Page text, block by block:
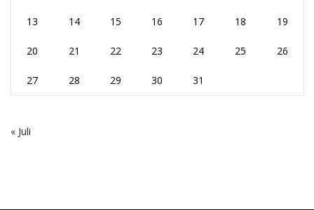
13 14 15 16 17 18 19
20 21 22 23 24 25 26
27 28 29 30 31
« Juli